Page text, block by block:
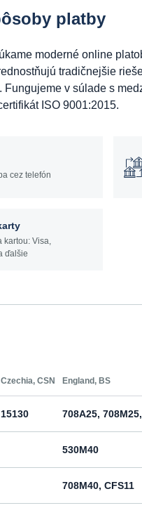
platby
moderné online
tradičnejšie
v súlade s
ISO 9001:2015.
cez telefón
kartou: Visa,
ďalšie
Czechia, CSN England, BS
15130 708A25,
530M40
708M40, CFS11